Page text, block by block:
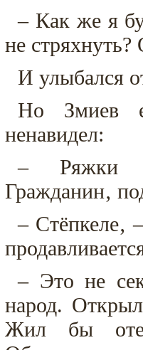
– Как же я
не
И улыбался
Но Змиев
ненавидел:
– Ряжки
Гражданин‚
– Стёпкеле‚
– Это не
народ.
Жил бы